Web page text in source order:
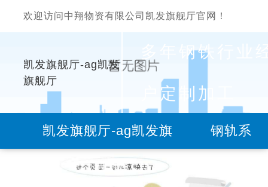
欢迎访问中翔物资有限公司凯发旗舰厅官网！
凯发旗舰厅-ag凯发
旗舰厅
多年钢铁行业
户定制加工
凯发旗舰厅-ag凯发旗
舰厅
钢轨系